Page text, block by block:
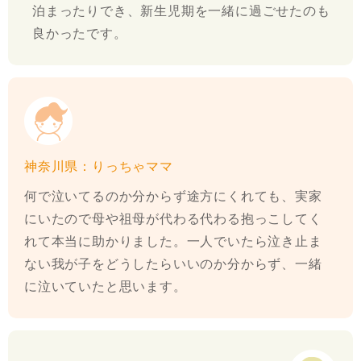
泊まったりでき、新生児期を一緒に過ごせたのも
良かったです。
神奈川県：りっちゃママ
何で泣いてるのか分からず途方にくれても、実家
にいたので母や祖母が代わる代わる抱っこしてく
れて本当に助かりました。一人でいたら泣き止ま
ない我が子をどうしたらいいのか分からず、一緒
に泣いていたと思います。